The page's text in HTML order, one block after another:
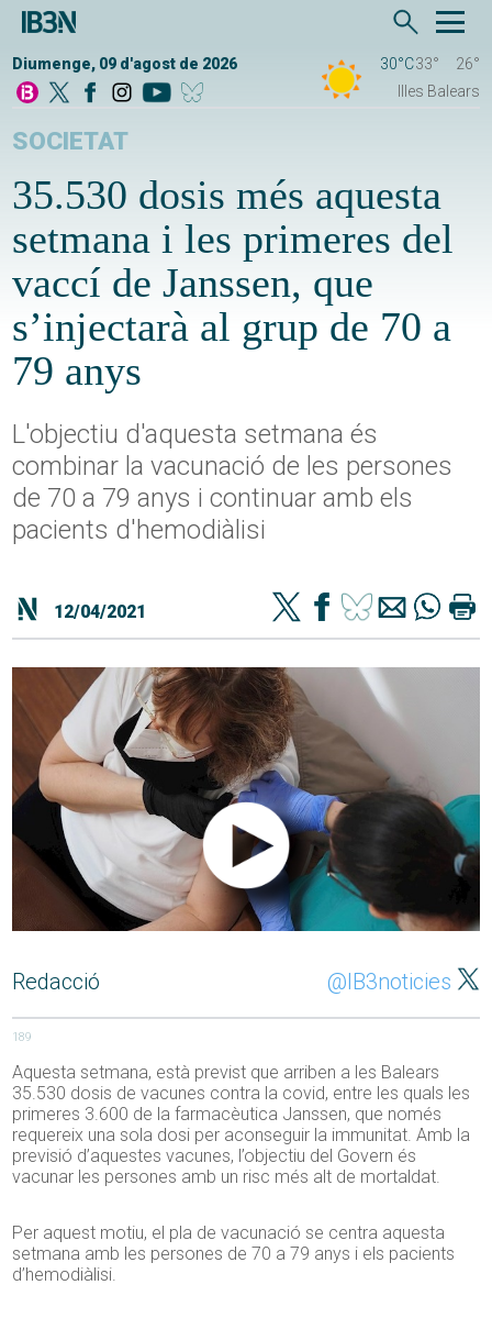
Diumenge, 09 d'agost de 2026 30°C33°
26°
Illes Balears
SOCIETAT
35.530 dosis més aquesta
setmana i les primeres del
vaccí de Janssen, que
s’injectarà al grup de 70 a
79 anys
L'objectiu d'aquesta setmana és
combinar la vacunació de les persones
de 70 a 79 anys i continuar amb els
pacients d'hemodiàlisi
12/04/2021
Redacció @IB3noticies
189
Aquesta setmana, està previst que arriben a les Balears
35.530 dosis de vacunes contra la covid, entre les quals les
primeres 3.600 de la farmacèutica Janssen, que només
requereix una sola dosi per aconseguir la immunitat. Amb la
previsió d’aquestes vacunes, l’objectiu del Govern és
vacunar les persones amb un risc més alt de mortaldat.
Per aquest motiu, el pla de vacunació se centra aquesta
setmana amb les persones de 70 a 79 anys i els pacients
d’hemodiàlisi.